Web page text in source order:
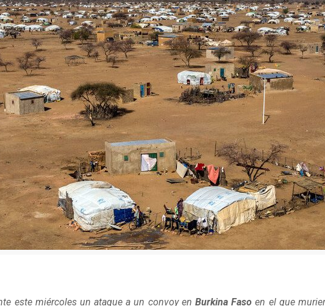
este miércoles un ataque a un convoy enBurkina Faso en el que